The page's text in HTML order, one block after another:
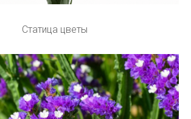
Статица цветы